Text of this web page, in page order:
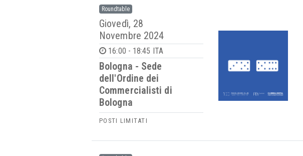
Roundtable
Giovedì, 28
Novembre 2024
16:00 - 18:45 ITA
Bologna - Sede
dell'Ordine dei
Commercialisti di
Bologna
POSTI LIMITATI